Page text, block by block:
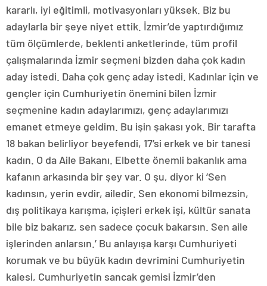
kararlı, iyi eğitimli, motivasyonları yüksek. Biz bu
adaylarla bir şeye niyet ettik. İzmir’de yaptırdığımız
tüm ölçümlerde, beklenti anketlerinde, tüm profil
çalışmalarında İzmir seçmeni bizden daha çok kadın
aday istedi. Daha çok genç aday istedi. Kadınlar için ve
gençler için Cumhuriyetin önemini bilen İzmir
seçmenine kadın adaylarımızı, genç adaylarımızı
emanet etmeye geldim. Bu işin şakası yok. Bir tarafta
18 bakan belirliyor beyefendi, 17’si erkek ve bir tanesi
kadın. O da Aile Bakanı. Elbette önemli bakanlık ama
kafanın arkasında bir şey var. O şu, diyor ki ‘Sen
kadınsın, yerin evdir, ailedir. Sen ekonomi bilmezsin,
dış politikaya karışma, içişleri erkek işi, kültür sanata
bile biz bakarız, sen sadece çocuk bakarsın. Sen aile
işlerinden anlarsın.’ Bu anlayışa karşı Cumhuriyeti
korumak ve bu büyük kadın devrimini Cumhuriyetin
kalesi, Cumhuriyetin sancak gemisi İzmir’den